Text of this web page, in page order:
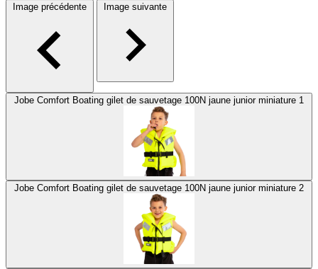
Image précédente Image suivante
Jobe Comfort Boating gilet de sauvetage 100N jaune junior miniature 1
Jobe Comfort Boating gilet de sauvetage 100N jaune junior miniature 2